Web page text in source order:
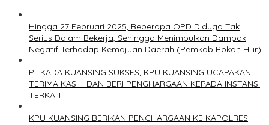
Hingga 27 Februari 2025, Beberapa OPD Diduga Tak
Serius Dalam Bekerja, Sehingga Menimbulkan Dampak
Negatif Terhadap Kemajuan Daerah (Pemkab Rokan Hilir).
PILKADA KUANSING SUKSES, KPU KUANSING UCAPAKAN
TERIMA KASIH DAN BERI PENGHARGAAN KEPADA INSTANSI
TERKAIT
KPU KUANSING BERIKAN PENGHARGAAN KE KAPOLRES